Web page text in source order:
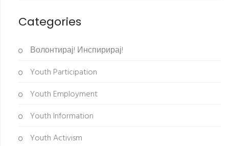
Categories
Волонтирај! Инспирирај!
Youth Participation
Youth Employment
Youth Information
Youth Activism